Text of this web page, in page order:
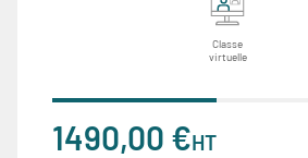
Classe
virtuelle
1490,00 €HT